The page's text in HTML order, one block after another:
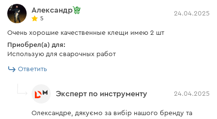
Александр
5
24.04.2025
Очень хорошие качественные клещи имею 2 шт
Приобрел(а) для:
Использую для сварочных работ
Ответить
Эксперт по инструменту 24.04.2025
Олександре, дякуємо за вибір нашого бренду та